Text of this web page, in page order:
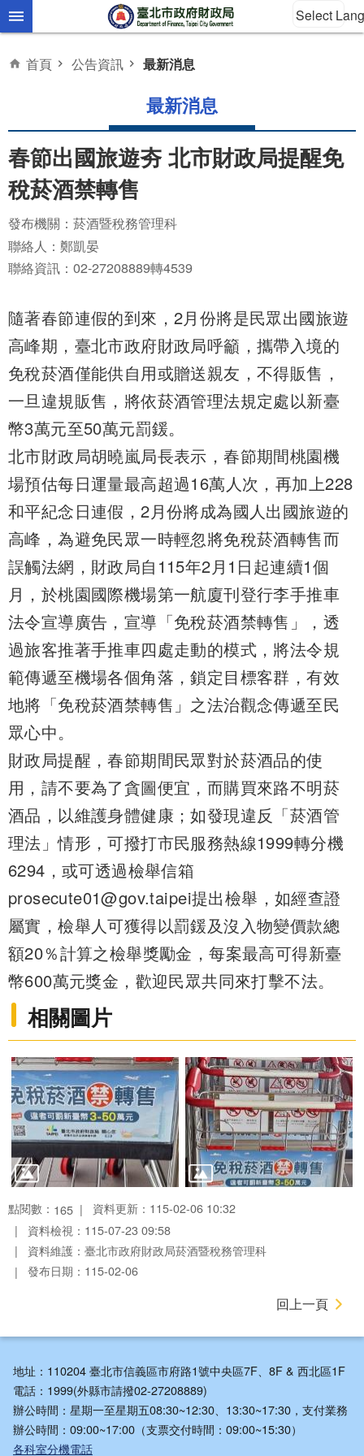
跳到主要內容區塊 Select
首頁 公告資訊 最新消息
最新消息
春節出國旅遊夯 北市財政局提醒免
稅菸酒禁轉售
發布機關：菸酒暨稅務管理科
聯絡人：鄭凱晏
聯絡資訊：02-27208889轉4539
隨著春節連假的到來，2月份將是民眾出國旅遊
高峰期，臺北市政府財政局呼籲，攜帶入境的
免稅菸酒僅能供自用或贈送親友，不得販售，
一旦違規販售，將依菸酒管理法規定處以新臺
幣3萬元至50萬元罰鍰。
北市財政局胡曉嵐局長表示，春節期間桃園機
場預估每日運量最高超過16萬人次，再加上228
和平紀念日連假，2月份將成為國人出國旅遊的
高峰，為避免民眾一時輕忽將免稅菸酒轉售而
誤觸法網，財政局自115年2月1日起連續1個
月，於桃園國際機場第一航廈刊登行李手推車
法令宣導廣告，宣導「免稅菸酒禁轉售」，透
過旅客推著手推車四處走動的模式，將法令規
範傳遞至機場各個角落，鎖定目標客群，有效
地將「免稅菸酒禁轉售」之法治觀念傳遞至民
眾心中。
財政局提醒，春節期間民眾對於菸酒品的使
用，請不要為了貪圖便宜，而購買來路不明菸
酒品，以維護身體健康；如發現違反「菸酒管
理法」情形，可撥打市民服務熱線1999轉分機
6294，或可透過檢舉信箱
prosecute01@gov.taipei提出檢舉，如經查證
屬實，檢舉人可獲得以罰鍰及沒入物變價款總
額20％計算之檢舉獎勵金，每案最高可得新臺
幣600萬元獎金，歡迎民眾共同來打擊不法。
相關圖片
點閱數： 165
資料更新：115-02-06 10:32
資料檢視：115-07-23 09:58
資料維護：臺北市政府財政局菸酒暨稅務管理科
發布日期：115-02-06
回上一頁
地址：110204 臺北市信義區市府路1號中央區7F、8F & 西北區1F
電話：1999(外縣市請撥02-27208889)
辦公時間：星期一至星期五08:30~12:30、13:30~17:30，支付業務
辦公時間：09:00~17:00（支票交付時間：09:00~15:30）
各科室分機電話